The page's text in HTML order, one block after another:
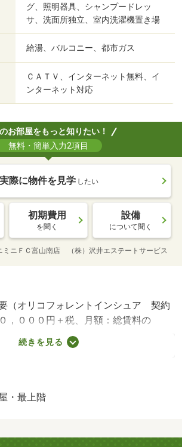
グ、照明器具、シャンプードレッ
サ、洗面所独立、室内洗濯機置き場
給湯、バルコニー、都市ガス
ＣＡＴＶ、インターネット無料、イ
ンターネット対応
お部屋をもっと知りたい！
無料・簡単入力2項目
実際に物件を見学 したい
初期費用
を聞く
設備
について聞く
ミニＦＣ富山南店 （株）沢井エステートサービス
（オリコフォレントインシュア 契約
，０００円＋税、月額：総賃料の
町費６００円／月・ＣＡＴＶ料５５０
ト１，３２０円／月・積水ハウス施
面キッチン、追い焚き、浴室乾燥機、
ルーム、温水洗浄便座 他・仲介手数
続きを見る
・最上階